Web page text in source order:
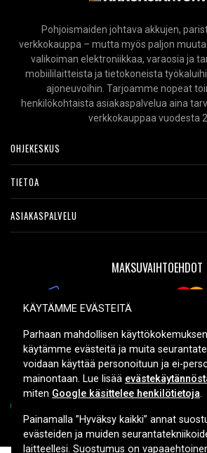
Pohjoismaiden johtava akkujen,
verkkokauppa – mutta myös paljon
valikoiman elektroniikkaa, varaosia ja
mobiililaitteista ja tietokoneista
ajoneuvoihin. Tarjoamme nopeat
henkilökohtaista asiakaspalvelua aina
verkkokauppaa vuodesta
OHJEKESKUS
TIETOA
ASIAKASPALVELU
MAKSUVAIHTOEHDOT
TOIMITUSVAIHTOEHDOT
Copyright © 2026, Spares
KÄYTÄMME EVÄSTEITÄ
Parhaan mahdollisen
käytämme evästeitä ja muita
voidaan käyttää personoituun ja ei-
mainontaan. Lue lisää
miten Google käsittelee henkilötietoja.
Painamalla ”Hyväksy kaikki” annat
evästeiden ja muiden
laitteellesi. Suostumus on